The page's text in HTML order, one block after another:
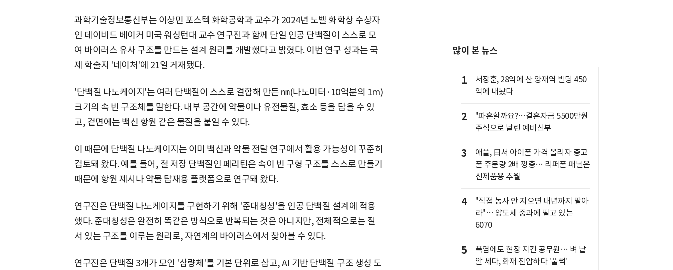
과학기술정보통신부는 이상민 포스텍 화학공학과 교수가 2024년 노벨 화학상 수상자
인 데이비드 베이커 미국 워싱턴대 교수 연구진과 함께 단일 인공 단백질이 스스로 모
여 바이러스 유사 구조를 만드는 설계 원리를 개발했다고 밝혔다. 이번 연구 성과는 국
제 학술지 '네이처'에 21일 게재됐다.
'단백질 나노케이지'는 여러 단백질이 스스로 결합해 만든 ㎚(나노미터·10억분의 1m)
크기의 속 빈 구조체를 말한다. 내부 공간에 약물이나 유전물질, 효소 등을 담을 수 있
고, 겉면에는 백신 항원 같은 물질을 붙일 수 있다.
이 때문에 단백질 나노케이지는 이미 백신과 약물 전달 연구에서 활용 가능성이 꾸준히
검토돼 왔다. 예를 들어, 철 저장 단백질인 페리틴은 속이 빈 구형 구조를 스스로 만들기
때문에 항원 제시나 약물 탑재용 플랫폼으로 연구돼 왔다.
연구진은 단백질 나노케이지를 구현하기 위해 '준대칭성'을 인공 단백질 설계에 적용
했다. 준대칭성은 완전히 똑같은 방식으로 반복되는 것은 아니지만, 전체적으로는 질
서 있는 구조를 이루는 원리로, 자연계의 바이러스에서 찾아볼 수 있다.
연구진은 단백질 3개가 모인 '삼량체'를 기본 단위로 삼고, AI 기반 단백질 구조 생성 도
많이 본 뉴스
1
서장훈, 28억에 산 양재역 빌딩 450
억에 내놨다
2
"파혼할까요?…결혼자금 5500만원
주식으로 날린 예비신부
3
애플, 日서 아이폰 가격 올리자 중고
폰 주문량 2배 껑충… 리퍼폰 패널은
신제품용 추월
4
"직접 농사 안 지으면 내년까지 팔아
라"… 양도세 중과에 떨고 있는
6070
5
폭염에도 현장 지킨 공무원… 벼 낱
알 세다, 화재 진압하다 '풀썩'